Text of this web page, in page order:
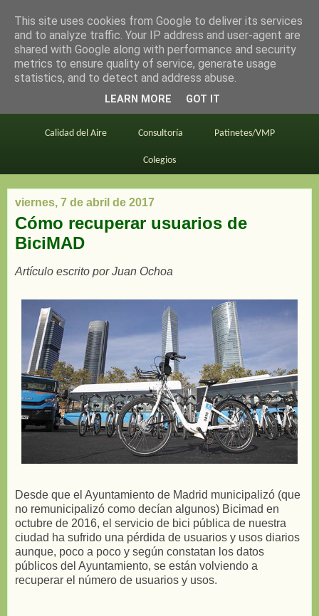
en bici por madrid
Este blog BiciMAD Primeros consejos
Calidad del Aire Consultoría Patinetes/VMP
Colegios
viernes, 7 de abril de 2017
Cómo recuperar usuarios de
BiciMAD
Artículo escrito por Juan Ochoa
Desde que el Ayuntamiento de Madrid municipalizó (que
no remunicipalizó como decían algunos) Bicimad en
octubre de 2016, el servicio de bici pública de nuestra
ciudad ha sufrido una pérdida de usuarios y usos diarios
aunque, poco a poco y según constatan los datos
públicos del Ayuntamiento, se están volviendo a
recuperar el número de usuarios y usos.
This site uses cookies from Google to deliver its services
and to analyze traffic. Your IP address and user-agent are
shared with Google along with performance and security
metrics to ensure quality of service, generate usage
statistics, and to detect and address abuse.
LEARN MORE GOT IT